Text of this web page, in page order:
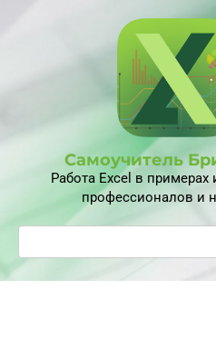
Самоучитель
Работа Excel в примерах
профессионалов и
Поиск: